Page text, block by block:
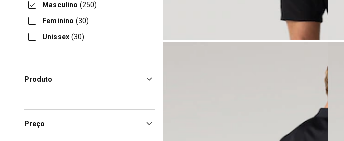
Masculino (250)
Feminino (30)
Unissex (30)
Produto
Preço